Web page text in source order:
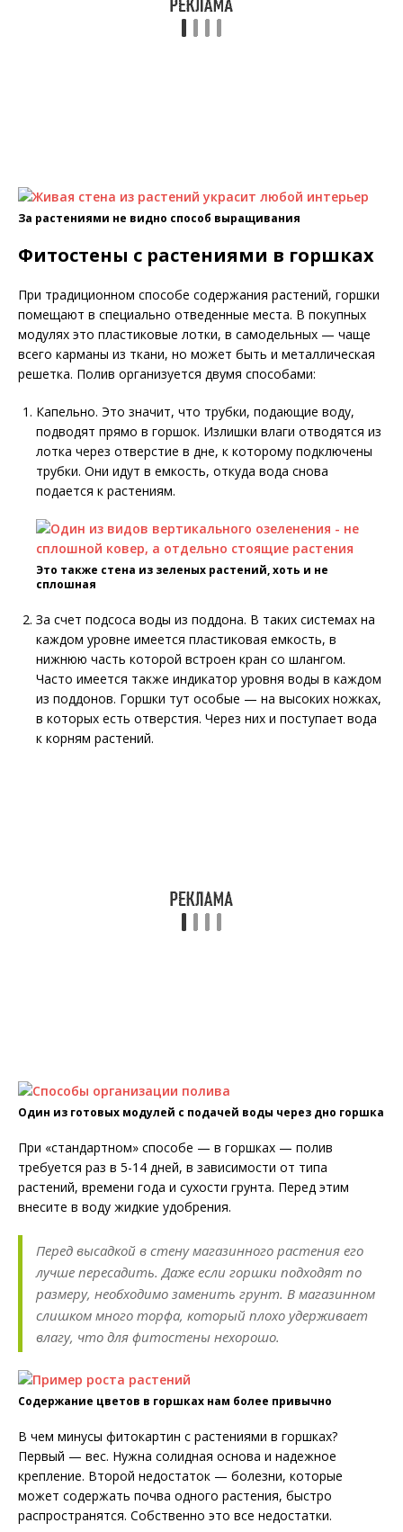
За растениями не видно способ выращивания
Фитостены с растениями в горшках
При традиционном способе содержания растений, горшки
помещают в специально отведенные места. В покупных
модулях это пластиковые лотки, в самодельных — чаще
всего карманы из ткани, но может быть и металлическая
решетка. Полив организуется двумя способами:
Капельно. Это значит, что трубки, подающие воду,
подводят прямо в горшок. Излишки влаги отводятся из
лотка через отверстие в дне, к которому подключены
трубки. Они идут в емкость, откуда вода снова
подается к растениям.
Это также стена из зеленых растений, хоть и не
сплошная
За счет подсоса воды из поддона. В таких системах на
каждом уровне имеется пластиковая емкость, в
нижнюю часть которой встроен кран со шлангом.
Часто имеется также индикатор уровня воды в каждом
из поддонов. Горшки тут особые — на высоких ножках,
в которых есть отверстия. Через них и поступает вода
к корням растений.
Один из готовых модулей с подачей воды через дно горшка
При «стандартном» способе — в горшках — полив
требуется раз в 5-14 дней, в зависимости от типа
растений, времени года и сухости грунта. Перед этим
внесите в воду жидкие удобрения.
Перед высадкой в стену магазинного растения его
лучше пересадить. Даже если горшки подходят по
размеру, необходимо заменить грунт. В магазинном
слишком много торфа, который плохо удерживает
влагу, что для фитостены нехорошо.
Содержание цветов в горшках нам более привычно
В чем минусы фитокартин с растениями в горшках?
Первый — вес. Нужна солидная основа и надежное
крепление. Второй недостаток — болезни, которые
может содержать почва одного растения, быстро
распространятся. Собственно это все недостатки.